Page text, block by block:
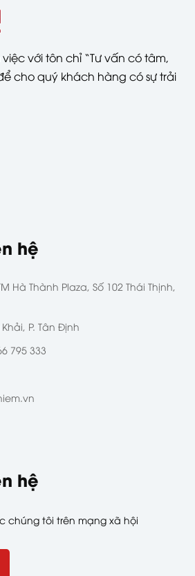
với tôn chỉ “Tư vấn có tâm,
cho quý khách hàng có sự trải
hệ
Hà Thành Plaza, Số 102 Thái Thịnh,
P. Tân Định
795 333
hệ
chúng tôi trên mạng xã hội